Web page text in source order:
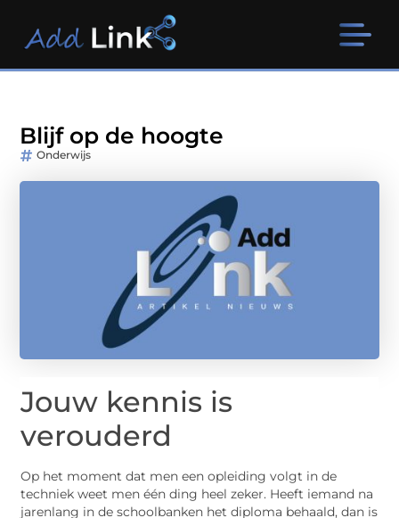
Blijf op de hoogte
Onderwijs
Jouw kennis is
verouderd
Op het moment dat men een opleiding volgt in de
techniek weet men één ding heel zeker. Heeft iemand na
jarenlang in de schoolbanken het diploma behaald, dan is